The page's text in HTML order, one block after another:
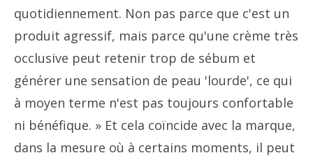
quotidiennement. Non pas parce que c'est un
produit agressif, mais parce qu'une crème très
occlusive peut retenir trop de sébum et
générer une sensation de peau 'lourde', ce qui
à moyen terme n'est pas toujours confortable
ni bénéfique. » Et cela coïncide avec la marque,
dans la mesure où à certains moments, il peut